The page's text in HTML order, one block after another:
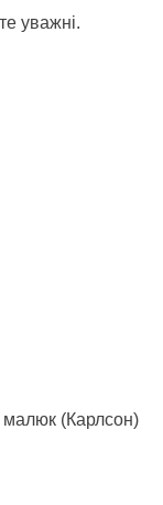
уважні.
малюк (Карлсон)